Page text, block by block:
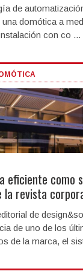
de
domótica a
con co ...
eficiente como
la revista
de
de uno de los
de la marca, el